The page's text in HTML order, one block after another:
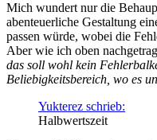
Mich wundert nur die
abenteuerliche Gestaltung
passen würde, wobei die
Aber wie ich oben
das soll wohl kein
Beliebigkeitsbereich, wo es
Yukterez schrieb:
Halbwertszeit